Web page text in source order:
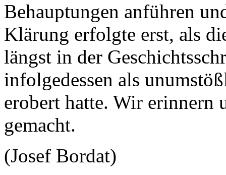
Behauptungen anführen
Klärung erfolgte erst, als
längst in der
infolgedessen als
erobert hatte. Wir erinnern
gemacht.
(Josef Bordat)